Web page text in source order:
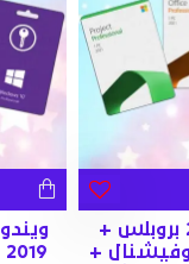
اوفيس 2021 بروبلس +
2021 بروفيشنال +